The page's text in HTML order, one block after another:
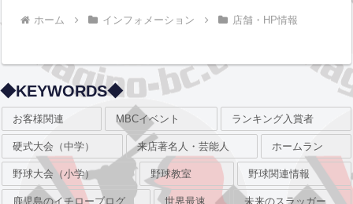
ホーム インフォメーション 店舗・HP情報
◆KEYWORDS◆
お客様関連 MBCイベント ランキング入賞者
硬式大会（中学） 来店著名人・芸能人 ホームラン
野球大会（小学） 野球教室 野球関連情報
鹿児島のイチローブログ 世界最速 未来のスラッガー